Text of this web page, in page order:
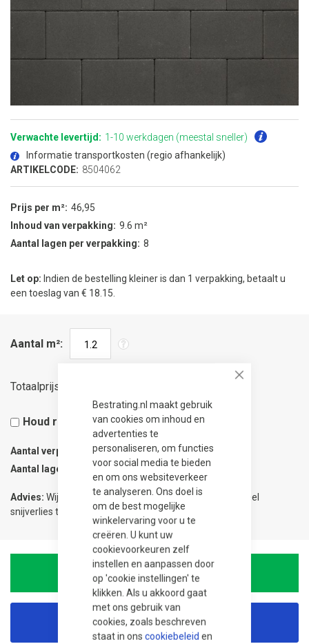
Bestrating.nl maakt gebruik
van cookies om inhoud en
advertenties te
personaliseren, om functies
voor social media te bieden
en om ons websiteverkeer
te analyseren. Ons doel is
om de best mogelijke
winkelervaring voor u te
creëren. U kunt uw
cookievoorkeuren zelf
instellen en aanpassen door
op 'cookie instellingen' te
klikken. Als u akkoord gaat
met ons gebruik van
cookies, zoals beschreven
staat in ons cookiebeleid en
naar
begin
de
afbeeldingen-
Verwachte levertijd: 1-10 werkdagen (meestal sneller)
Informatie transportkosten (regio afhankelijk)
ARTIKELCODE: 8504062
Prijs per m² 46,95
Inhoud van verpakking
9.6 m²
Aantal lagen per verpakking
8
Let op: Indien de bestelling kleiner is dan 1 verpakking, betaalt u
een toeslag van € 18.15.
Aantal m²
Totaalprijs
Houd rekening met 5% snijverlies
Aantal verpakkingen 0.13
Aantal lagen
Advies: Wij adviseren 5% meer te bestellen om eventueel
snijverlies te compenseren.
In Winkelwagen
Korting aanvragen